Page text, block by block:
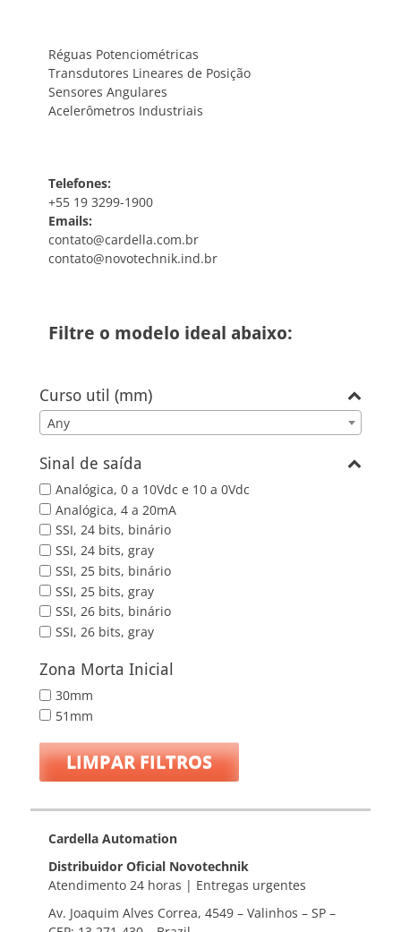
Réguas Potenciométricas
Transdutores Lineares de Posição
Sensores Angulares
Acelerômetros Industriais
Telefones:
+55 19 3299-1900
Emails:
contato@cardella.com.br
contato@novotechnik.ind.br
Filtre o modelo ideal abaixo:
Curso util (mm)
Any
Sinal de saída
Analógica, 0 a 10Vdc e 10 a 0Vdc
Analógica, 4 a 20mA
SSI, 24 bits, binário
SSI, 24 bits, gray
SSI, 25 bits, binário
SSI, 25 bits, gray
SSI, 26 bits, binário
SSI, 26 bits, gray
Zona Morta Inicial
30mm
51mm
LIMPAR FILTROS
Cardella Automation
Distribuidor Oficial Novotechnik
Atendimento 24 horas | Entregas urgentes
Av. Joaquim Alves Correa, 4549 – Valinhos – SP –